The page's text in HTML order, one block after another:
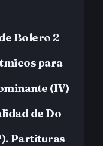
Bolero 2
para
(IV)
de Do
Partituras